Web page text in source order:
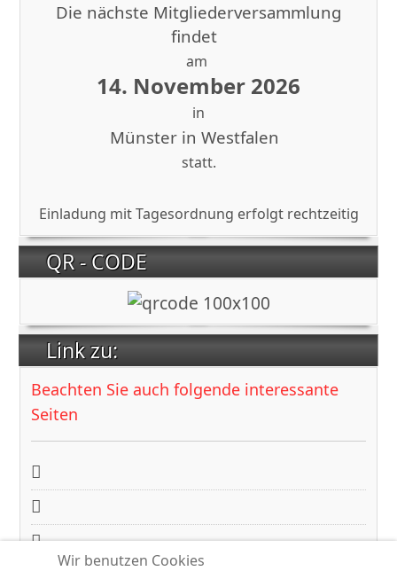
Die nächste Mitgliederversammlung
findet
am
14. November 2026
in
Münster in Westfalen
statt.
Einladung mit Tagesordnung erfolgt rechtzeitig
QR - CODE
Link zu:
Beachten Sie auch folgende interessante
Seiten
hkk-gemeinschaft
Wir benutzen Cookies